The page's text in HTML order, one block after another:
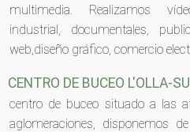
multimedia. Realizamos
industrial, documentales,
web,diseño gráfico, comercio
CENTRO DE BUCEO L'OLLA-
centro de buceo situado a las
aglomeraciones, disponemos